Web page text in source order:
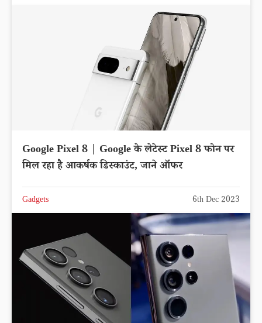
Google Pixel 8 | Google के लेटेस्ट Pixel 8 फोन पर
मिल रहा है आकर्षक डिस्काउंट, जाने ऑफर
Gadgets 6th Dec 2023